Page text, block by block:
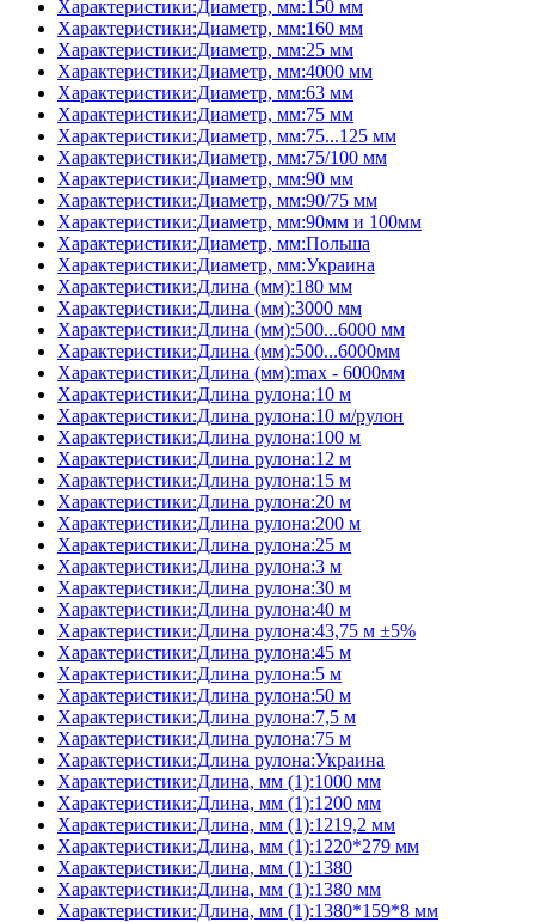
Характеристики:Диаметр, мм:150 мм
Характеристики:Диаметр, мм:160 мм
Характеристики:Диаметр, мм:25 мм
Характеристики:Диаметр, мм:4000 мм
Характеристики:Диаметр, мм:63 мм
Характеристики:Диаметр, мм:75 мм
Характеристики:Диаметр, мм:75...125 мм
Характеристики:Диаметр, мм:75/100 мм
Характеристики:Диаметр, мм:90 мм
Характеристики:Диаметр, мм:90/75 мм
Характеристики:Диаметр, мм:90мм и 100мм
Характеристики:Диаметр, мм:Польша
Характеристики:Диаметр, мм:Украина
Характеристики:Длина (мм):180 мм
Характеристики:Длина (мм):3000 мм
Характеристики:Длина (мм):500...6000 мм
Характеристики:Длина (мм):500...6000мм
Характеристики:Длина (мм):max - 6000мм
Характеристики:Длина рулона:10 м
Характеристики:Длина рулона:10 м/рулон
Характеристики:Длина рулона:100 м
Характеристики:Длина рулона:12 м
Характеристики:Длина рулона:15 м
Характеристики:Длина рулона:20 м
Характеристики:Длина рулона:200 м
Характеристики:Длина рулона:25 м
Характеристики:Длина рулона:3 м
Характеристики:Длина рулона:30 м
Характеристики:Длина рулона:40 м
Характеристики:Длина рулона:43,75 м ±5%
Характеристики:Длина рулона:45 м
Характеристики:Длина рулона:5 м
Характеристики:Длина рулона:50 м
Характеристики:Длина рулона:7,5 м
Характеристики:Длина рулона:75 м
Характеристики:Длина рулона:Украина
Характеристики:Длина, мм (1):1000 мм
Характеристики:Длина, мм (1):1200 мм
Характеристики:Длина, мм (1):1219,2 мм
Характеристики:Длина, мм (1):1220*279 мм
Характеристики:Длина, мм (1):1380
Характеристики:Длина, мм (1):1380 мм
Характеристики:Длина, мм (1):1380*159*8 мм